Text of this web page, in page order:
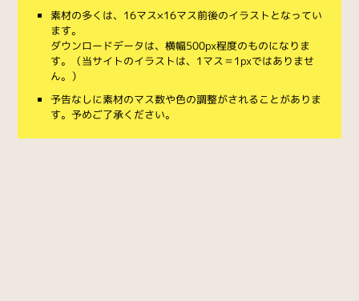
素材の多くは、16マス×16マス前後のイラストとなってい
ます。
ダウンロードデータは、横幅500px程度のものになりま
す。（当サイトのイラストは、1マス＝1pxではありませ
ん。）
予告なしに素材のマス数や色の調整がされることがありま
す。予めご了承ください。